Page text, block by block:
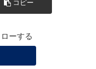
コピー
ーする